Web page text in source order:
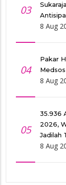
03
8 Aug
04
Pakar
8 Aug
05
35.936
2026,
Jadilah
8 Aug